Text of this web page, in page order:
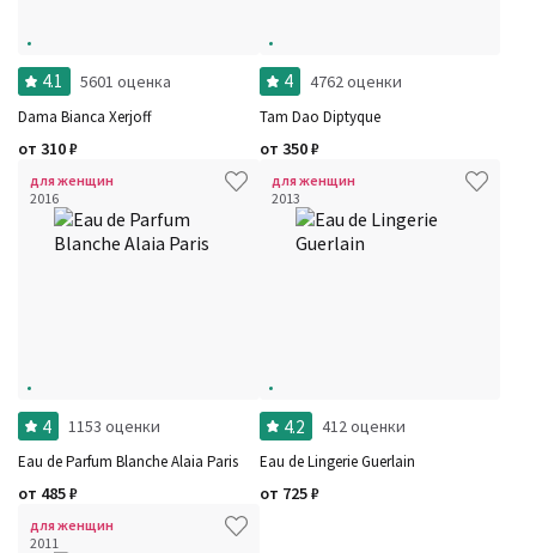
Страна производитель
4.1 5601 оценка
Dama Bianca Xerjoff
от 310₽
4 4762 оценки
Tam Dao Diptyque
от 350₽
для женщин
2016
4 1153 оценки
Eau de Parfum Blanche Alaia Paris
от 485₽
для женщин
2013
4.2 412 оценки
Eau de Lingerie Guerlain
от 725₽
для женщин
2011